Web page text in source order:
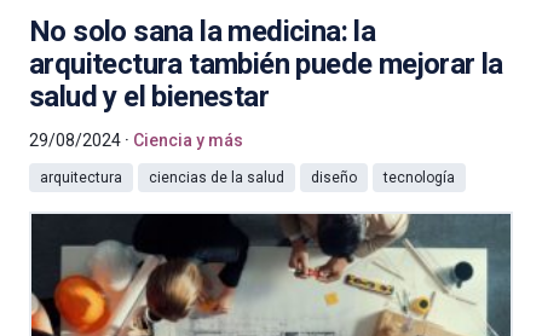
No solo sana la medicina: la
arquitectura también puede mejorar la
salud y el bienestar
29/08/2024 Ciencia y más
arquitectura ciencias de la salud diseño tecnología